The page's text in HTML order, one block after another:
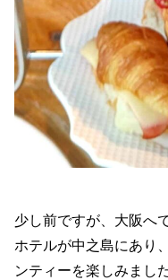
少し前ですが、大阪へ
ホテルが中之島にあり
ンティーを楽しみました